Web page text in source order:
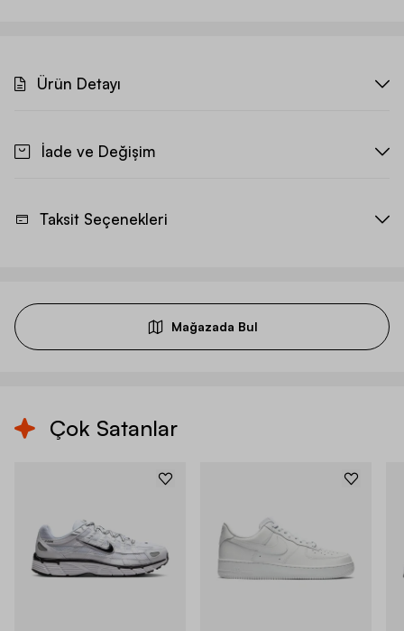
Ürün Detayı
İade ve Değişim
Taksit Seçenekleri
Mağazada Bul
Çok Satanlar